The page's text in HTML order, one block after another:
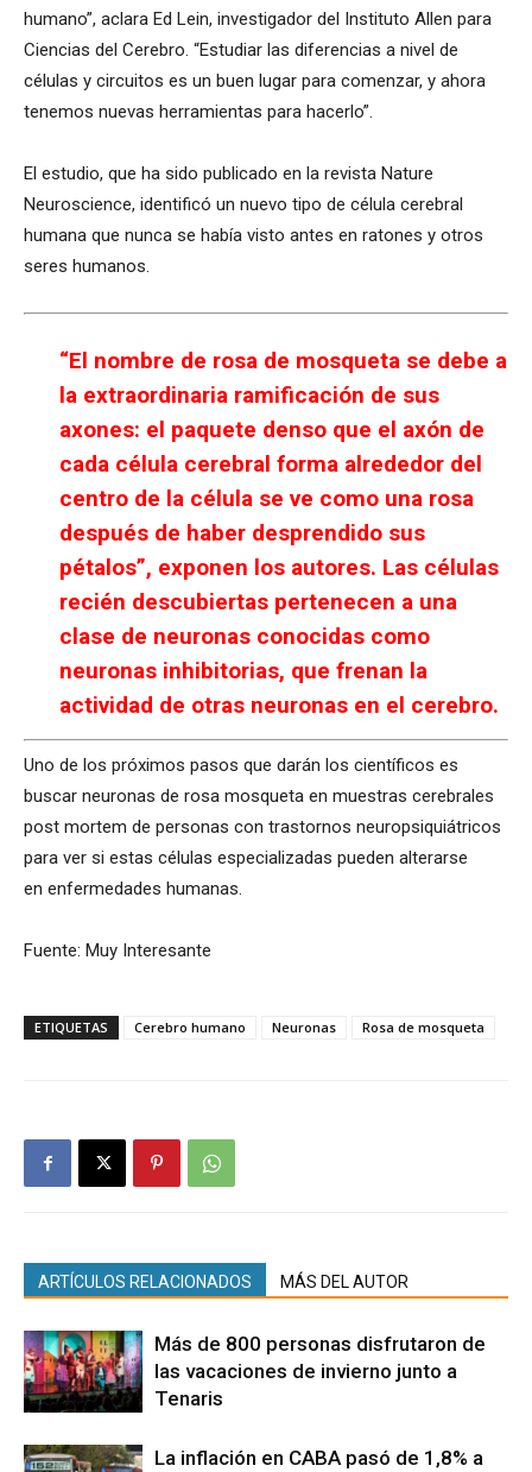
humano”, aclara Ed Lein, investigador del Instituto Allen para
Ciencias del Cerebro. “Estudiar las diferencias a nivel de
células y circuitos es un buen lugar para comenzar, y ahora
tenemos nuevas herramientas para hacerlo”.
El estudio, que ha sido publicado en la revista Nature
Neuroscience, identificó un nuevo tipo de célula cerebral
humana que nunca se había visto antes en ratones y otros
seres humanos.
“El nombre de rosa de mosqueta se debe a
la extraordinaria ramificación de sus
axones: el paquete denso que el axón de
cada célula cerebral forma alrededor del
centro de la célula se ve como una rosa
después de haber desprendido sus
pétalos”, exponen los autores. Las células
recién descubiertas pertenecen a una
clase de neuronas conocidas como
neuronas inhibitorias, que frenan la
actividad de otras neuronas en el cerebro.
Uno de los próximos pasos que darán los científicos es
buscar neuronas de rosa mosqueta en muestras cerebrales
post mortem de personas con trastornos neuropsiquiátricos
para ver si estas células especializadas pueden alterarse
en enfermedades humanas.
Fuente: Muy Interesante
ETIQUETAS Cerebro humano Neuronas Rosa de mosqueta
ARTÍCULOS RELACIONADOS MÁS DEL AUTOR
Más de 800 personas disfrutaron de
las vacaciones de invierno junto a
Tenaris
La inflación en CABA pasó de 1,8% a